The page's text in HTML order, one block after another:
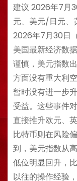
建议 2026年7月
元、美元/日元、
2026年7月30日
美国最新经济数
谨慎，美元指数
方面没有重大利
暂时没有进一步
受益。这些事件
直接推升欧元、
比特币则在风险
到，美元指数从
低位明显回升，
以往的操作经验